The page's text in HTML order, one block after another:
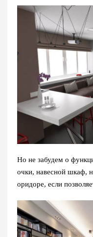
Но не забудем о
очки, навесной шкаф,
оридоре, если